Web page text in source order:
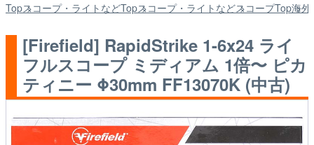
Topスコープ・ライトなどTopスコープ・ライトなどスコープTop海外
[Firefield] RapidStrike 1-6x24 ライ
フルスコープ ミディアム 1倍〜 ピカ
ティニー Φ30mm FF13070K (中古)